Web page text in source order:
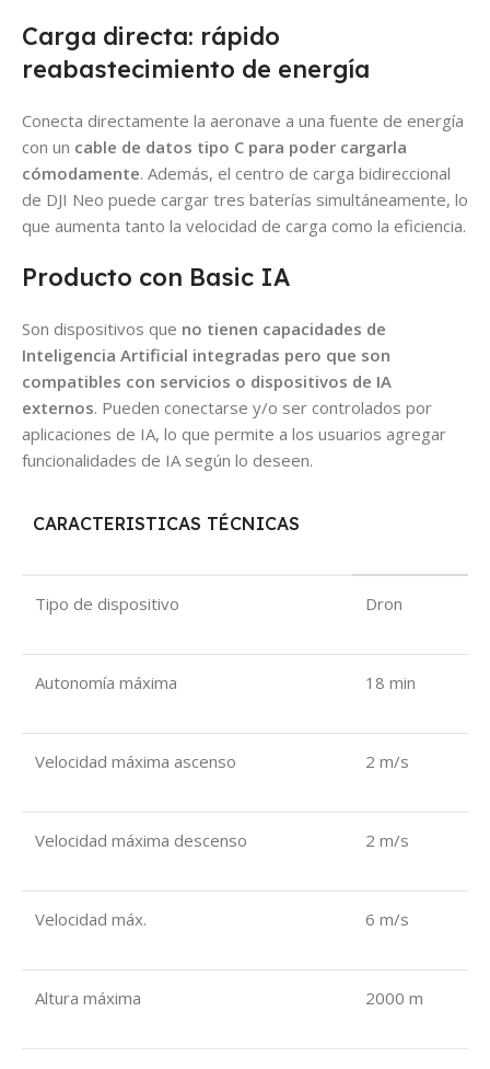
Carga directa: rápido
reabastecimiento de energía
Conecta directamente la aeronave a una fuente de energía
con un cable de datos tipo C para poder cargarla
cómodamente. Además, el centro de carga bidireccional
de DJI Neo puede cargar tres baterías simultáneamente, lo
que aumenta tanto la velocidad de carga como la eficiencia.
Producto con Basic IA
Son dispositivos que no tienen capacidades de
Inteligencia Artificial integradas pero que son
compatibles con servicios o dispositivos de IA
externos. Pueden conectarse y/o ser controlados por
aplicaciones de IA, lo que permite a los usuarios agregar
funcionalidades de IA según lo deseen.
CARACTERISTICAS TÉCNICAS
Tipo de dispositivo Dron
Autonomía máxima 18 min
Velocidad máxima ascenso 2 m/s
Velocidad máxima descenso 2 m/s
Velocidad máx. 6 m/s
Altura máxima 2000 m